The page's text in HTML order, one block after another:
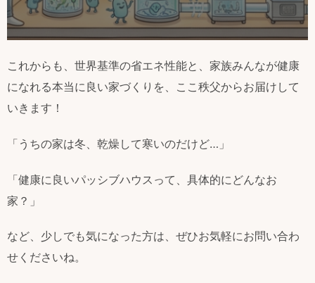
これからも、世界基準の省エネ性能と、家族みんなが健康
になれる本当に良い家づくりを、ここ秩父からお届けして
いきます！
「うちの家は冬、乾燥して寒いのだけど…」
「健康に良いパッシブハウスって、具体的にどんなお
家？」
など、少しでも気になった方は、ぜひお気軽にお問い合わ
せくださいね。